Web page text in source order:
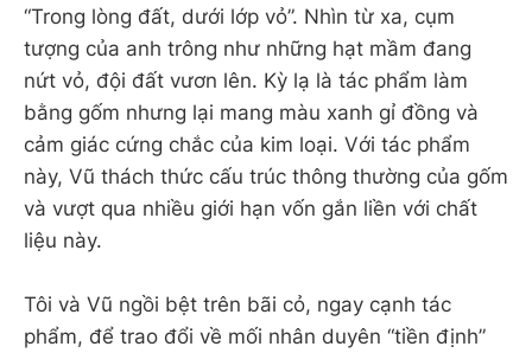
“Trong lòng đất, dưới lớp vỏ”. Nhìn từ xa, cụm
tượng của anh trông như những hạt mầm đang
nứt vỏ, đội đất vươn lên. Kỳ lạ là tác phẩm làm
bằng gốm nhưng lại mang màu xanh gỉ đồng và
cảm giác cứng chắc của kim loại. Với tác phẩm
này, Vũ thách thức cấu trúc thông thường của gốm
và vượt qua nhiều giới hạn vốn gắn liền với chất
liệu này.
Tôi và Vũ ngồi bệt trên bãi cỏ, ngay cạnh tác
phẩm, để trao đổi về mối nhân duyên “tiền định”